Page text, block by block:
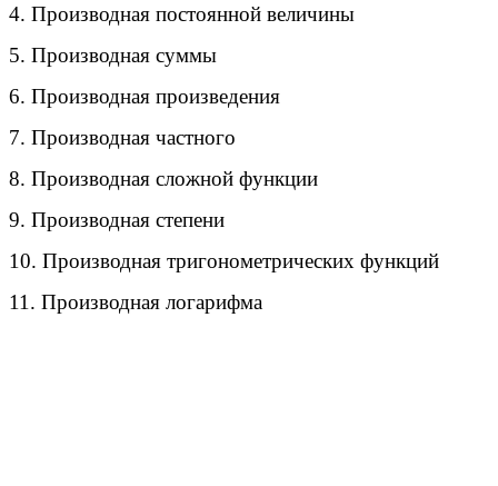
4. Производная постоянной величины
5. Производная суммы
6. Производная произведения
7. Производная частного
8. Производная сложной функции
9. Производная степени
10. Производная тригонометрических функций
11. Производная логарифма